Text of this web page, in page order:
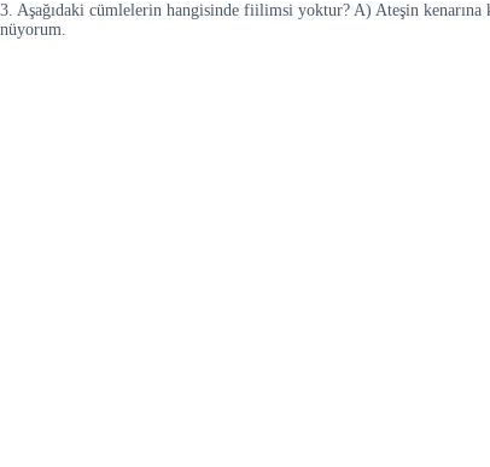
3. Aşağıdaki cümlelerin hangisinde fiilimsi yoktur? A) Ateşin
nüyorum.